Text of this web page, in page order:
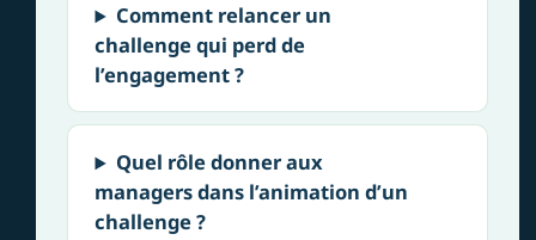
Comment relancer un
challenge qui perd de
l’engagement ?
Quel rôle donner aux
managers dans l’animation d’un
challenge ?